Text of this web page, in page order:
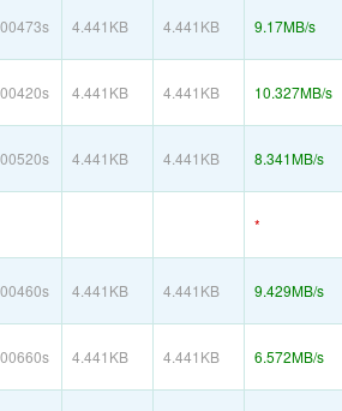
4.441KB 4.441KB 9.17MB/s
4.441KB 4.441KB 10.327MB/s
4.441KB 4.441KB 8.341MB/s
*
4.441KB 4.441KB 9.429MB/s
4.441KB 4.441KB 6.572MB/s